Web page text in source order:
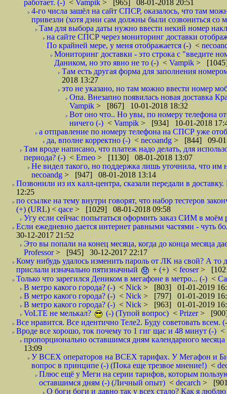
работает. (-) < Vampik > [965] 08-01-2018 20:51
4-го числа зашёл на сайт СПСР, оказалось, что там
привезли (хотя дэни сам должны были созвониться со
Там для выбора даты нужно ввести некий номер
на сайте СПСР через мониторинг доставки
По крайней мере, у меня отображается (-) <
Мониторинг доставки - это строка с "введите
Даником, но это явно не то (-) < Vampik >
Там есть другая форма для заполнения
2018 13:27
это не указано, но там можно ввести номер
Опа. Внезапно появилась новая доставка
Vampik > [867] 10-01-2018 18:32
Вот оно что.. Но увы, по номеру телефона
ничего (-) < Vampik > [934] 10-01-2018
а отправление по номеру телефона на СПСР уже
да, вполне корректно (-) < necoandg > [844] 09-01-
Там вроде написано, что платеж надо делать, для
периода? (-) < Erneo > [1130] 08-01-2018 13:07
Не видел такого, но поддержка лишь уточнила, что
necoandg > [947] 08-01-2018 13:14
Позвонили из их калл-центра, сказали передали в
12:25
по ссылке на тему внутри говорят, что набор тестеров
(+) (URL) < qace > [1029] 08-01-2018 09:58
Угу если сейчас попытаться оформить заказ СИМ в моём
Если ежедневно дается интернет равными частями - чуть
30-12-2017 21:52
Это вы попали на конец месяца, когда до конца месяца
Professor> [945] 30-12-2017 22:17
Кому нибудь удалось изменить пароль от ЛК на свой? А то
прислали изначально пятизначный
+ (+) < feoser>
Только что зарегился Деником в мегафоне в метро... (-) <
В метро какого города? (-) < Nick > [803] 01-01-2019
В метро какого города? (-) < Nick > [797] 01-01-2019
В метро какого города? (-) < Nick > [963] 01-01-2019
VoLTE не мелькал?
(-) (Тупой вопрос) < Prizer>
Все нравится. Все идентично Теле2. Буду советовать всем.
Вроде все хорошо, ток почему то 1 гиг щас и 48 минут (-) <
пропорционально оставшимся дням календарного
13:09
У ВСЕХ операторов на ВСЕХ тарифах. У Мегафон и Би
вопрос в принципе (-) (Пока еще трезвое мнение!) <
Плюс ещё у Меги на серии тарифов, которым
оставшимся дням (-) (Личный опыт) < decarch >
О боги боги и давно так у всех стало? Как я